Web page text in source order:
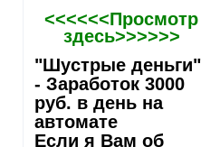
<<<<<<Просмотр
здесь>>>>>>
"Шустрые деньги"
- Заработок 3000
руб. в день на
автомате
Если я Вам об